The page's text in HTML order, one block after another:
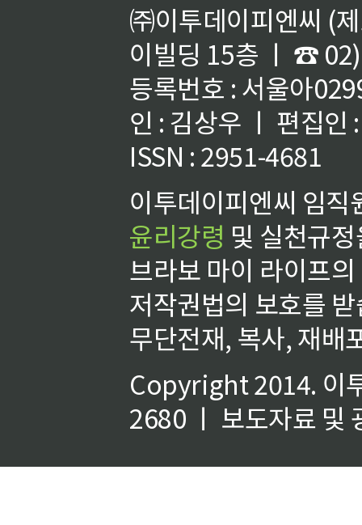
㈜이투데이피엔씨 (
이빌딩 15층 ㅣ ☎
등록번호 : 서울아
인 : 김상우 ㅣ 편집인
ISSN : 2951-4681
이투데이피엔씨 임
윤리강령 및 실천규
브라보 마이 라이프
저작권법의 보호를
무단전재, 복사, 재배
Copyright 2014. 이
2680 ㅣ 보도자료